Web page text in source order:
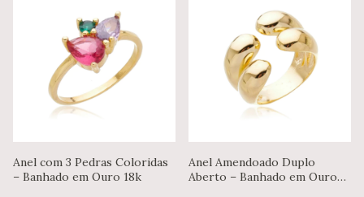
Anel com 3 Pedras Coloridas
– Banhado em Ouro 18k
Anel Amendoado Duplo
Aberto – Banhado em Ouro